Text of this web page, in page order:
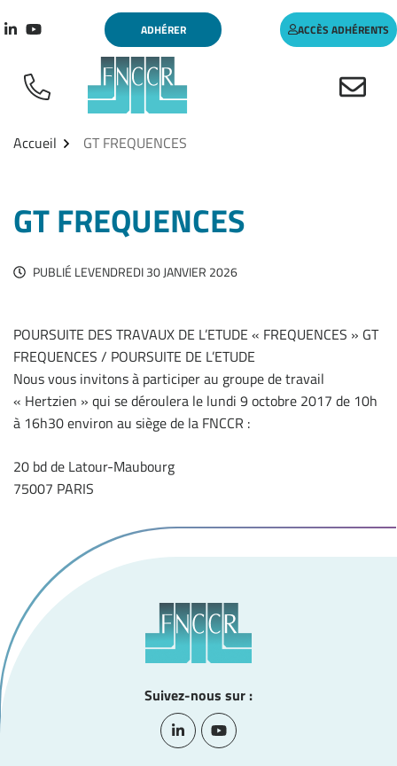
au
Lien vers le compte Linkedin
Lien vers la chaîne Youtube
ADHÉRER ACCÈS ADHÉRENTS
Accueil GT FREQUENCES
GT FREQUENCES
PUBLIÉ LEVENDREDI 30 JANVIER 2026
POURSUITE DES TRAVAUX DE L’ETUDE « FREQUENCES » GT
FREQUENCES / POURSUITE DE L’ETUDE
Nous vous invitons à participer au groupe de travail
« Hertzien » qui se déroulera le lundi 9 octobre 2017 de 10h
à 16h30 environ au siège de la FNCCR :
20 bd de Latour-Maubourg
75007 PARIS
Suivez-nous sur :
Lien vers le compte Linkedin
Lien vers la chaîne Youtube